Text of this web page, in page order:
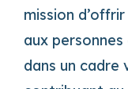
mission
aux
dans un cadre